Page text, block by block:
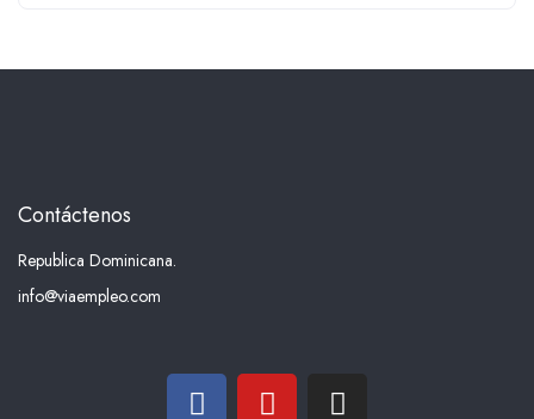
Contáctenos
Republica Dominicana.
info@viaempleo.com